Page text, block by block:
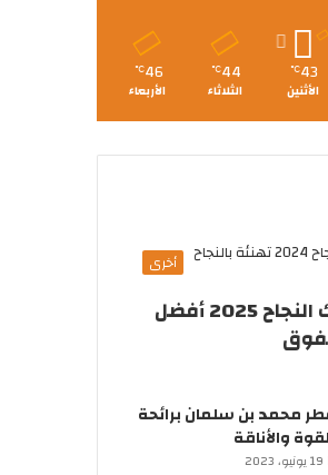
43
℃
الأثنين
44
℃
الثلاثاء
46
℃
الأربعاء
أخرى
عبارات الف مبروك النجاح 2025 أفضل
محمد بن سلمان برائحة
والأناقة
19 يونيو، 2023